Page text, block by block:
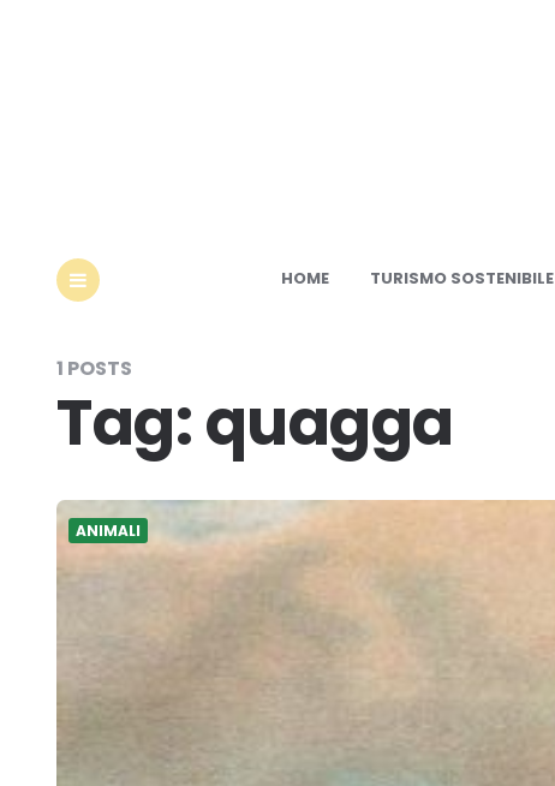
HOME TURISMO SOSTENIBILE
1 POSTS
Tag:quagga
ANIMALI